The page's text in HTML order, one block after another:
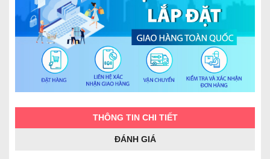
THÔNG TIN CHI TIẾT
ĐÁNH GIÁ